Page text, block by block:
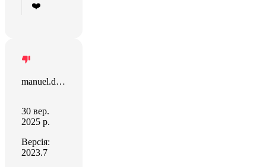
❤️
manuel.deloche
30 вер.
2025 р.
Версія:
2023.7